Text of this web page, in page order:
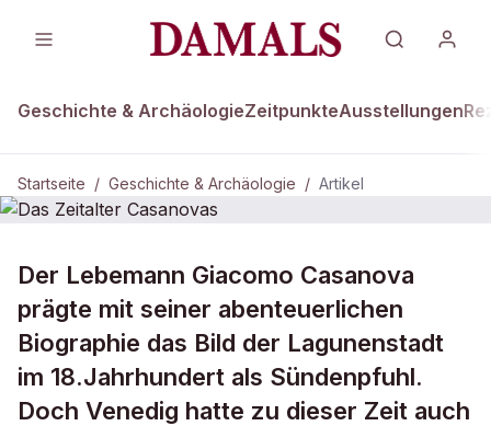
Geschichte & ArchäologieZeitpunkteAusstellungen
Startseite / Geschichte & Archäologie / Artikel
GESCHICHTE & ARCHÄOLOGIE
Das Zeitalter Casanovas
Der Lebemann Giacomo Casanova
prägte mit seiner abenteuerlichen
Biographie das Bild der Lagunenstadt
im 18.Jahrhundert als Sündenpfuhl.
Doch Venedig hatte zu dieser Zeit auch